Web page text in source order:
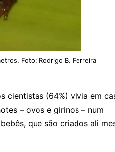
Foto: Rodrigo B. Ferreira
cientistas (64%) vivia em
– ovos e girinos – num
que são criados ali